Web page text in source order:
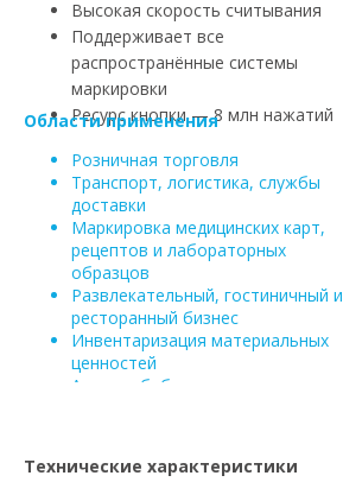
Высокая скорость считывания
Поддерживает все
распространённые системы
маркировки
Ресурс кнопки — 8 млн нажатий
Области применения
Розничная торговля
Транспорт, логистика, службы
доставки
Маркировка медицинских карт,
рецептов и лабораторных
образцов
Развлекательный, гостиничный и
ресторанный бизнес
Инвентаризация материальных
ценностей
Архивы, библиотеки
Технические характеристики